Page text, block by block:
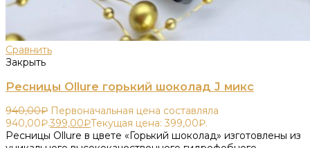
Сравнить
Закрыть
Ресницы Ollure горький шоколад J микс
940,00₽ Первоначальная цена составляла
940,00₽.399,00₽Текущая цена: 399,00₽.
Ресницы Ollure в цвете «Горький шоколад» изготовлены из